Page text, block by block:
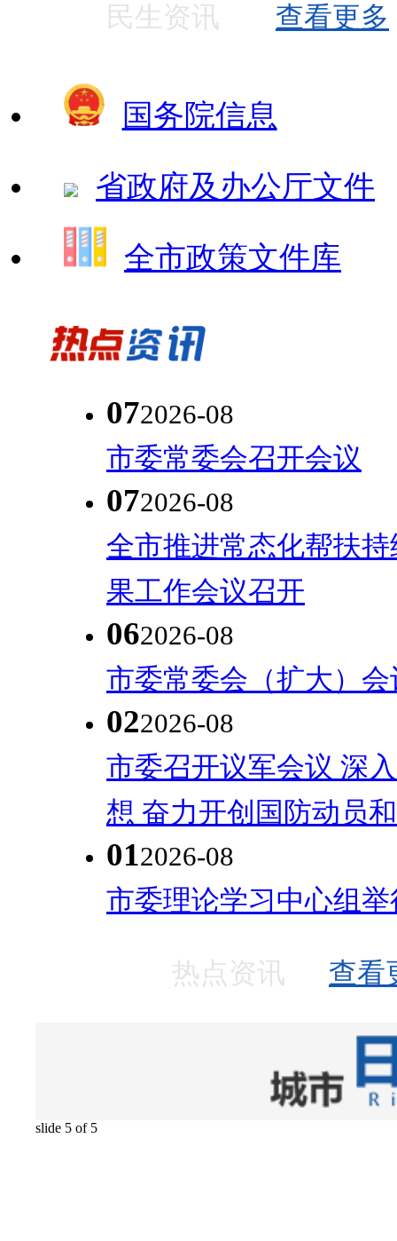
查看更多
民生资讯
国务院信息
省政府及办公厅文件
全市政策文件库
072026-08
市委常委会召开会议
072026-08
全市推进常态化帮扶
果工作会议召开
062026-08
市委常委会（扩大）
022026-08
市委召开议军会议 深
想 奋力开创国防动员
012026-08
市委理论学习中心组
查看
热点资讯
slide 5 of 5